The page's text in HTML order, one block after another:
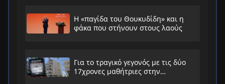
Η «παγίδα του Θουκυδίδη» και η
φάκα που στήνουν στους λαούς
Για το τραγικό γεγονός με τις δύο
17χρονες μαθήτριες στην